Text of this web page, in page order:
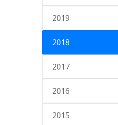
2019
2018
2017
2016
2015